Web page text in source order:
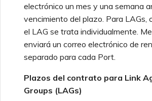
electrónico un mes y una semana
vencimiento del plazo. Para LAGs,
el LAG se trata individualmente.
enviará un correo electrónico de
separado para cada Port.
Plazos del contrato para Link
Groups (LAGs)